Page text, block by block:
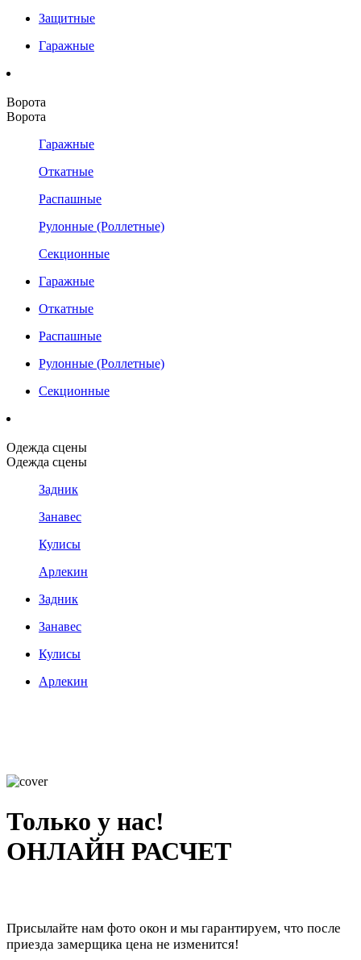
Защитные
Гаражные
Ворота
Ворота
Гаражные
Откатные
Распашные
Рулонные (Роллетные)
Секционные
Гаражные
Откатные
Распашные
Рулонные (Роллетные)
Секционные
Одежда сцены
Одежда сцены
Задник
Занавес
Кулисы
Арлекин
Задник
Занавес
Кулисы
Арлекин
Только у нас!
ОНЛАЙН РАСЧЕТ
Присылайте нам фото окон и мы гарантируем, что после
приезда замерщика цена не изменится!